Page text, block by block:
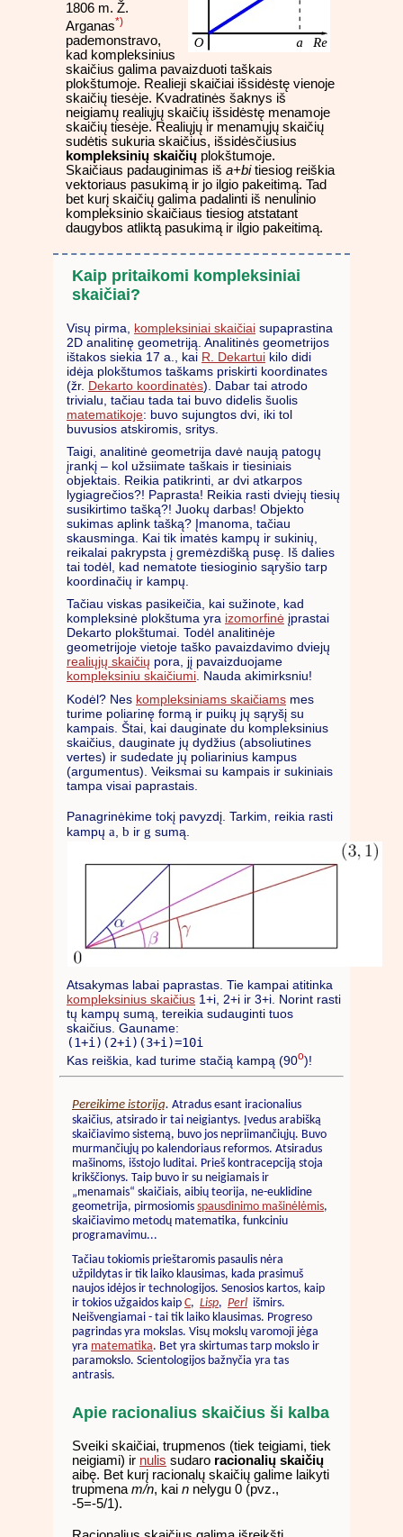
1806 m. Ž.
Arganas*)
pademonstravo,
kad kompleksinius
skaičius galima pavaizduoti taškais
plokštumoje. Realieji skaičiai išsidėstę vienoje
skaičių tiesėje. Kvadratinės šaknys iš
neigiamų realiųjų skaičių išsidėstę menamoje
skaičių tiesėje. Realiųjų ir menamųjų skaičių
sudėtis sukuria skaičius, išsidėsčiusius
kompleksinių skaičių plokštumoje.
Skaičiaus padauginimas iš a+bitiesiog reiškia
vektoriaus pasukimą ir jo ilgio pakeitimą. Tad
bet kurį skaičių galima padalinti iš nenulinio
kompleksinio skaičiaus tiesiog atstatant
daugybos atliktą pasukimą ir ilgio pakeitimą.
Kaip pritaikomi kompleksiniai
skaičiai?
Visų pirma, kompleksiniai skaičiai supaprastina
2D analitinę geometriją. Analitinės geometrijos
ištakos siekia 17 a., kai R. Dekartui kilo didi
idėja plokštumos taškams priskirti koordinates
(žr. Dekarto koordinatės). Dabar tai atrodo
trivialu, tačiau tada tai buvo didelis šuolis
matematikoje: buvo sujungtos dvi, iki tol
buvusios atskiromis, sritys.
Taigi, analitinė geometrija davė naują patogų
įrankį – kol užsiimate taškais ir tiesiniais
objektais. Reikia patikrinti, ar dvi atkarpos
lygiagrečios?! Paprasta! Reikia rasti dviejų tiesių
susikirtimo tašką?! Juokų darbas! Objekto
sukimas aplink tašką? Įmanoma, tačiau
skausminga. Kai tik imatės kampų ir sukinių,
reikalai pakrypsta į gremėzdišką pusę. Iš dalies
tai todėl, kad nematote tiesioginio sąryšio tarp
koordinačių ir kampų.
Tačiau viskas pasikeičia, kai sužinote, kad
kompleksinė plokštuma yra izomorfinė įprastai
Dekarto plokštumai. Todėl analitinėje
geometrijoje vietoje taško pavaizdavimo dviejų
realiųjų skaičių pora, jį pavaizduojame
kompleksiniu skaičiumi. Nauda akimirksniu!
Kodėl? Nes kompleksiniams skaičiams mes
turime poliarinę formą ir puikų jų sąryšį su
kampais. Štai, kai dauginate du kompleksinius
skaičius, dauginate jų dydžius (absoliutines
vertes) ir sudedate jų poliarinius kampus
(argumentus). Veiksmai su kampais ir sukiniais
tampa visai paprastais.
Panagrinėkime tokį pavyzdį. Tarkim, reikia rasti
kampų a, b ir g sumą.
Atsakymas labai paprastas. Tie kampai atitinka
kompleksinius skaičius 1+i, 2+i ir 3+i. Norint rasti
tų kampų sumą, tereikia sudauginti tuos
skaičius. Gauname:
(1+i)(2+i)(3+i)=10i
Kas reiškia, kad turime stačią kampą (90o)!
Pereikime istoriją. Atradus esant iracionalius
skaičius, atsirado ir tai neigiantys. Įvedus arabišką
skaičiavimo sistemą, buvo jos nepriimančiųjų. Buvo
murmančiųjų po kalendoriaus reformos. Atsiradus
mašinoms, išstojo luditai. Prieš kontracepciją stoja
krikščionys. Taip buvo ir su neigiamais ir
„menamais“ skaičiais, aibių teorija, ne-euklidine
geometrija, pirmosiomis spausdinimo mašinėlėmis,
skaičiavimo metodų matematika, funkciniu
programavimu...
Tačiau tokiomis prieštaromis pasaulis nėra
užpildytas ir tik laiko klausimas, kada prasimuš
naujos idėjos ir technologijos. Senosios kartos, kaip
ir tokios užgaidos kaip C, Lisp, Perl išmirs.
Neišvengiamai - tai tik laiko klausimas. Progreso
pagrindas yra mokslas. Visų mokslų varomoji jėga
yra matematika. Bet yra skirtumas tarp mokslo ir
paramokslo. Scientologijos bažnyčia yra tas
antrasis.
Apie racionalius skaičius ši kalba
Sveiki skaičiai, trupmenos (tiek teigiami, tiek
neigiami) ir nulis sudaro racionalių skaičių
aibę. Bet kurį racionalų skaičių galime laikyti
trupmena m/n, kai n nelygu 0 (pvz.,
-5=-5/1).